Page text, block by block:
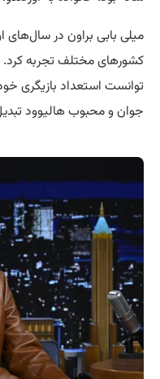
میلی بابی براون در سال‌های
کشورهای مختلف تجربه
توانست استعداد بازیگری
جوان و محبوب هالیوود